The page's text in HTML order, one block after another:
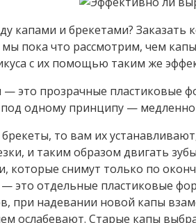
капами и брекетами? Заказать
мы пока что рассмотрим, чем
с их помощью таким же
это прозрачные пластиковые
одному принципу —
то вам их
и таким образом двигать
которые снимут только по
это отдельные пластиковые
при надевании новой капы
ослабевают. Старые капы